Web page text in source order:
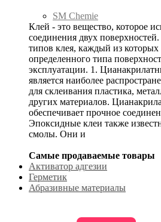
SM Chemie
Клей - это вещество, которое
соединения двух
типов клея, каждый из которых
определенного типа
эксплуатации. 1.
является наиболее
для склеивания пластика,
других материалов.
обеспечивает прочное
Эпоксидные клеи также
смолы. Они и
Самые продаваемые товары
Активатор адгезии
Герметик
Абразивные материалы